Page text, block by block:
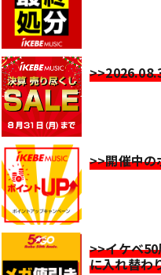
>>開催中の
>>イケベ
に入れ替わ